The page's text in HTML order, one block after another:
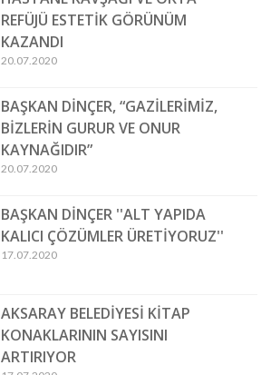
REFÜJÜ ESTETİK GÖRÜNÜM
KAZANDI
20.07.2020
BAŞKAN DİNÇER, “GAZİLERİMİZ,
BİZLERİN GURUR VE ONUR
KAYNAĞIDIR”
20.07.2020
BAŞKAN DİNÇER ''ALT YAPIDA
KALICI ÇÖZÜMLER ÜRETİYORUZ''
17.07.2020
AKSARAY BELEDİYESİ KİTAP
KONAKLARININ SAYISINI
ARTIRIYOR